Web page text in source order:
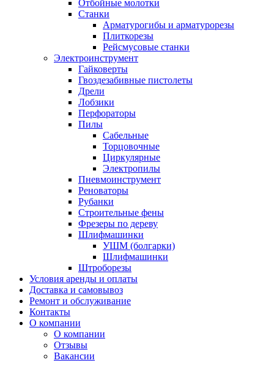
Отбойные молотки
Станки
Арматурогибы и арматурорезы
Плиткорезы
Рейсмусовые станки
Электроинструмент
Гайковерты
Гвоздезабивные пистолеты
Дрели
Лобзики
Перфораторы
Пилы
Сабельные
Торцовочные
Циркулярные
Электропилы
Пневмоинструмент
Реноваторы
Рубанки
Строительные фены
Фрезеры по дереву
Шлифмашинки
УШМ (болгарки)
Шлифмашинки
Штроборезы
Условия аренды и оплаты
Доставка и самовывоз
Ремонт и обслуживание
Контакты
О компании
О компании
Отзывы
Вакансии